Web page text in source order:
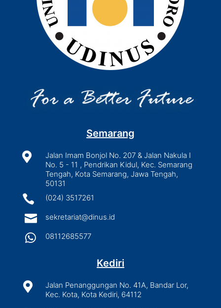
Semarang

Jalan Imam Bonjol No. 207 & Jalan Nakula I
No. 5 - 11 , Pendrikan Kidul, Kec. Semarang
Tengah, Kota Semarang, Jawa Tengah,
50131
 (024) 3517261
 sekretariat@dinus.id
 08112685577
Kediri

Jalan Penanggungan No. 41A, Bandar Lor,
Kec. Kota, Kota Kediri, 64112